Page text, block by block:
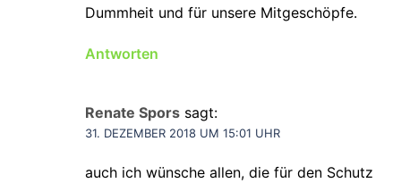
Dummheit und für unsere Mitgeschöpfe.
Antworten
Renate Spors sagt:
31. DEZEMBER 2018 UM 15:01 UHR
auch ich wünsche allen, die für den Schutz